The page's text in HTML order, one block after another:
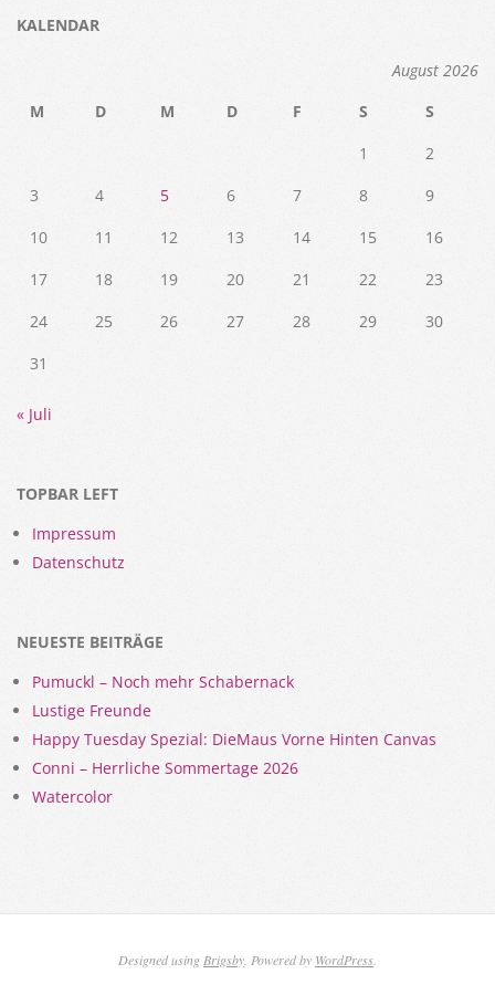
KALENDAR
August 2026
M
D M D F S
S
1
2
3
4 5 6 7 8
9
10
11 12 13 14 15
16
17
18 19 20 21 22
23
24
25 26 27 28 29
30
31
« Juli
TOPBAR LEFT
Impressum
Datenschutz
NEUESTE BEITRÄGE
Pumuckl – Noch mehr Schabernack
Lustige Freunde
Happy Tuesday Spezial: DieMaus Vorne Hinten Canvas
Conni – Herrliche Sommertage 2026
Watercolor
Designed using Brigsby . Powered by WordPress